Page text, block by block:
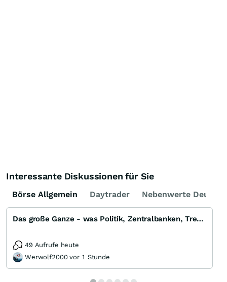
Interessante Diskussionen für Sie
Börse Allgemein Daytrader Nebenwerte
Das große Ganze - was Politik, Zentralbanken, Trends, Medien und Gesellschaft mit Aktien, Rohstoffen
49 Aufrufe heute
Werwolf2000 vor 1 Stunde